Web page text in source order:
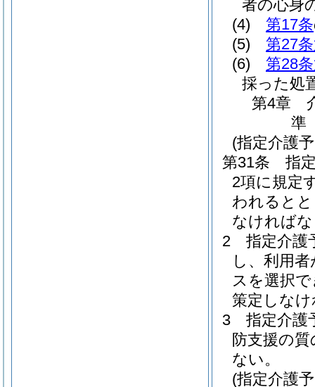
者の心身
(4)
第17条
(5)
第27
(6)
第28
採った処
第4章
準
(指定介護
第31条
指
2項に規定
われると
なければ
2
指定介護
し、利用
スを選択
策定しな
3
指定介護
防支援の
ない。
(指定介護